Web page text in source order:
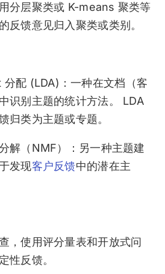
分层聚类或 K-means 聚类等
反馈意见归入聚类或类别。
配 (LDA)：一种在文档（客
识别主题的统计方法。 LDA
归类为主题或专题。
解（NMF）：另一种主题建
发现客户反馈中的潜在主
，使用评分量表和开放式问
性反馈。